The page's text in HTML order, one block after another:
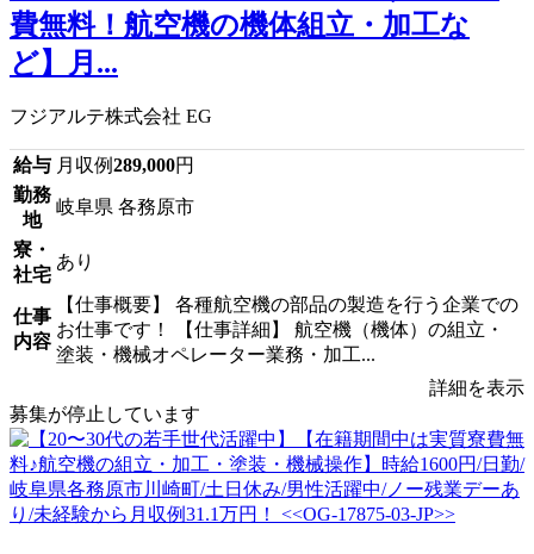
費無料！航空機の機体組立・加工な
ど】月...
フジアルテ株式会社 EG
給与 月収例289,000円
勤務
地
岐阜県 各務原市
寮・
社宅
あり
仕事
内容
【仕事概要】 各種航空機の部品の製造を行う企業での
お仕事です！ 【仕事詳細】 航空機（機体）の組立・
塗装・機械オペレーター業務・加工...
詳細を表示
募集が停止しています